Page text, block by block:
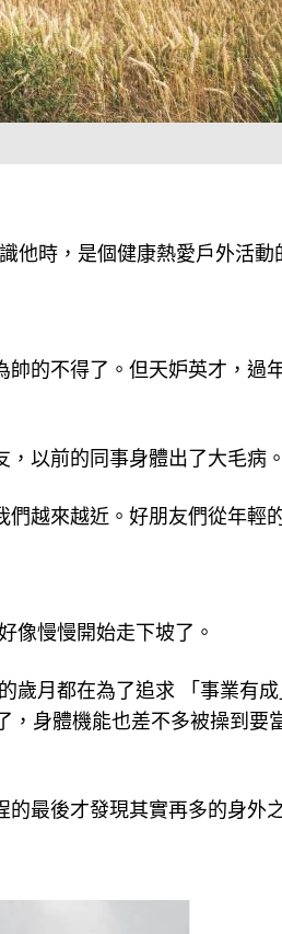
他時，是個健康熱愛戶外活動
的不得了。但天妒英才，過
以前的同事身體出了大毛病。
們越來越近。好朋友們從年輕
像慢慢開始走下坡了。
歲月都在為了追求 「事業有成
，身體機能也差不多被操到要
最後才發現其實再多的身外